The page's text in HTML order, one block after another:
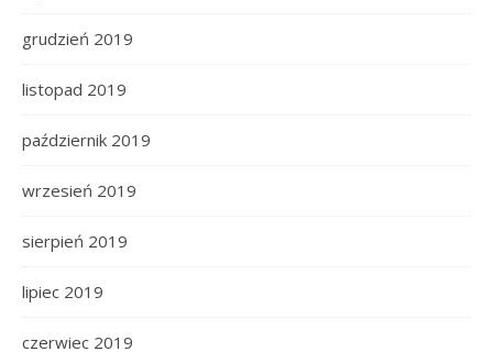
grudzień 2019
listopad 2019
październik 2019
wrzesień 2019
sierpień 2019
lipiec 2019
czerwiec 2019